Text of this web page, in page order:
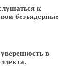
к
безъядерные
в